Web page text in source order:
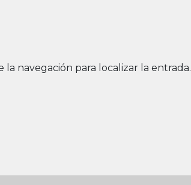
navegación para localizar la entrada.